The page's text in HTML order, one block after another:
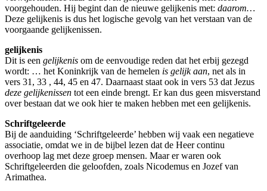
voorgehouden. Hij begint dan de nieuwe gelijkenis met: daarom…
Deze gelijkenis is dus het logische gevolg van het verstaan van de
voorgaande gelijkenissen.
gelijkenis
Dit is een gelijkenis om de eenvoudige reden dat het erbij gezegd
wordt: … het Koninkrijk van de hemelen is gelijk aan, net als in
vers 31, 33 , 44, 45 en 47. Daarnaast staat ook in vers 53 dat Jezus
deze gelijkenissen tot een einde brengt. Er kan dus geen misverstand
over bestaan dat we ook hier te maken hebben met een gelijkenis.
Schriftgeleerde
Bij de aanduiding ‘Schriftgeleerde’ hebben wij vaak een negatieve
associatie, omdat we in de bijbel lezen dat de Heer continu
overhoop lag met deze groep mensen. Maar er waren ook
Schriftgeleerden die geloofden, zoals Nicodemus en Jozef van
Arimathea.